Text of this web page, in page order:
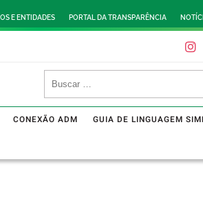
E ENTIDADES PORTAL DA TRANSPARÊNCIA
CONEXÃO ADM GUIA DE LINGUAGEM